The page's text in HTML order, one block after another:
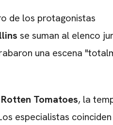
de los protagonistas
se suman al elenco
una escena
Rotten Tomatoes, la
especialistas